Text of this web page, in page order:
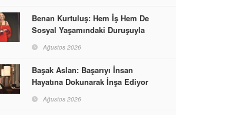
Benan Kurtuluş: Hem İş Hem De
Sosyal Yaşamındaki Duruşuyla
Ağustos 2026
Başak Aslan: Başarıyı İnsan
Hayatına Dokunarak İnşa Ediyor
Ağustos 2026